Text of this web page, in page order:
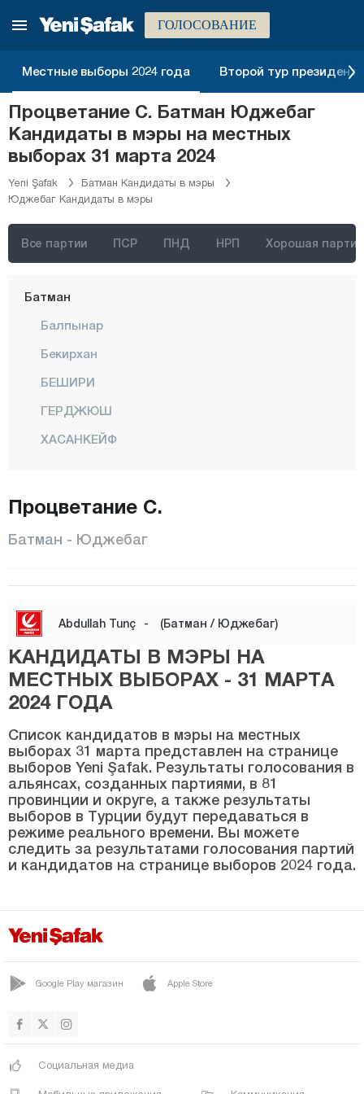
ГОЛОСОВАНИЕ
Местные выборы 2024 года Второй тур
Процветание С. Батман Юджебаг
Кандидаты в мэры на местных
выборах 31 марта 2024
Yeni Şafak
Батман Кандидаты в мэры
Юджебаг Кандидаты в мэры
Все партии ПСР ПНД НРП Хорошая партия
Агры
Амасья
Анталия
Ардахан
Артвин
Айдын
Бартын
Батман
Балпынар
Бекирхан
БЕШИРИ
ГЕРДЖЮШ
ХАСАНКЕЙФ
Юджебаг
Биледжик
Бингёль
Битлис
Болу
Бурдур
Бурса
Чанаккале
Чанкыры
Денизли
Диярбакыр
Дюздже
Эдирне
Элязыг
Эрзинджан
Процветание С.
Батман - Юджебаг
Abdullah Tunç - (Батман / Юджебаг)
КАНДИДАТЫ В МЭРЫ НА
МЕСТНЫХ ВЫБОРАХ - 31 МАРТА
2024 ГОДА
Список кандидатов в мэры на местных
выборах 31 марта представлен на странице
выборов Yeni Şafak. Результаты голосования в
альянсах, созданных партиями, в 81
провинции и округе, а также результаты
выборов в Турции будут передаваться в
режиме реального времени. Вы можете
следить за результатами голосования партий
и кандидатов на странице выборов 2024 года.
Google Play магазин Apple Store
Социальная медиа